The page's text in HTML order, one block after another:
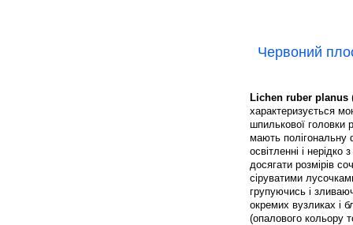
Червоний
Lichen ruber planus
характеризується
шпилькової головки
мають полігональну
освітленні і
досягати розмірів
сіруватими
групуючись і
окремих вузликах і
(опалового кольору